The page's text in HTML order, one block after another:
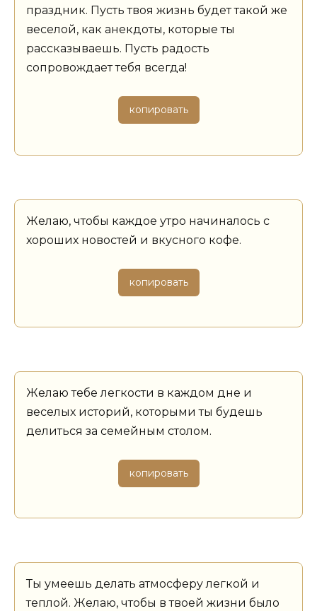
праздник. Пусть твоя жизнь будет такой же
веселой, как анекдоты, которые ты
рассказываешь. Пусть радость
сопровождает тебя всегда!
копировать
Желаю, чтобы каждое утро начиналось с
хороших новостей и вкусного кофе.
копировать
Желаю тебе легкости в каждом дне и
веселых историй, которыми ты будешь
делиться за семейным столом.
копировать
Ты умеешь делать атмосферу легкой и
теплой. Желаю, чтобы в твоей жизни было